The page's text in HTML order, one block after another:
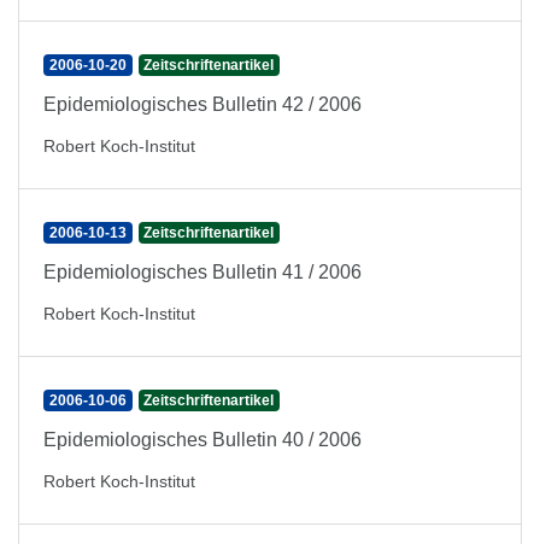
2006-10-20 Zeitschriftenartikel
Epidemiologisches Bulletin 42 / 2006
Robert Koch-Institut
2006-10-13 Zeitschriftenartikel
Epidemiologisches Bulletin 41 / 2006
Robert Koch-Institut
2006-10-06 Zeitschriftenartikel
Epidemiologisches Bulletin 40 / 2006
Robert Koch-Institut